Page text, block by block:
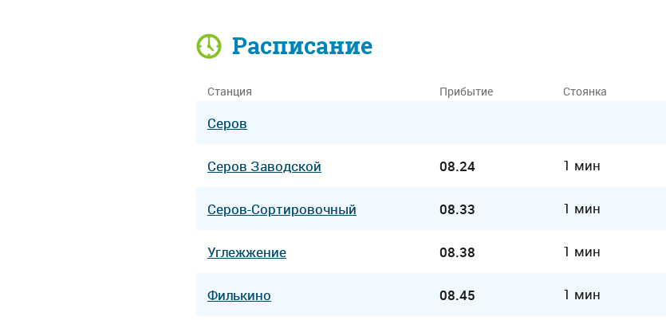
Расписание
Станция Прибытие Стоянка
Серов
Серов Заводской 08.24 1 мин
Серов-Сортировочный 08.33 1 мин
Углежжение 08.38 1 мин
Филькино 08.45 1 мин